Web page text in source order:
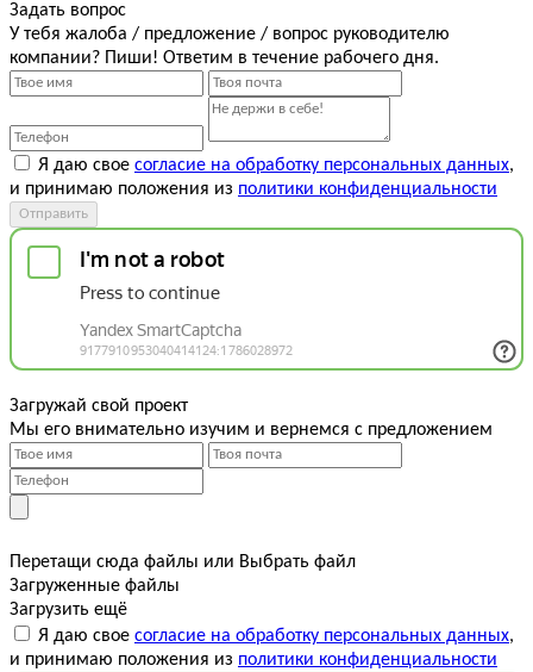
Задать вопрос
У тебя жалоба / предложение / вопрос руководителю
компании? Пиши! Ответим в течение рабочего дня.
Я даю свое согласие на обработку персональных данных,
и принимаю положения из политики конфиденциальности
Отправить
Загружай свой проект
Мы его внимательно изучим и вернемся с предложением
Перетащи сюда файлы или Выбрать файл
Загруженные файлы
Загрузить ещё
Я даю свое согласие на обработку персональных данных,
и принимаю положения из политики конфиденциальности